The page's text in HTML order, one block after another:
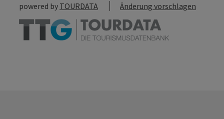
powered by TOURDATA Änderung vorschlagen